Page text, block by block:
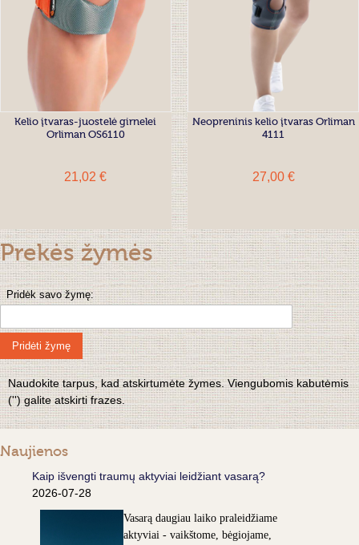
Kelio įtvaras-juostelė girnelei
Orliman OS6110
21,02 €
Neopreninis kelio įtvaras Orliman
4111
27,00 €
Prekės žymės
Pridėk savo žymę:
Pridėti žymę
Naudokite tarpus, kad atskirtumėte žymes. Viengubomis kabutėmis
('') galite atskirti frazes.
Naujienos
Kaip išvengti traumų aktyviai leidžiant vasarą?
2026-07-28
Vasarą daugiau laiko praleidžiame
aktyviai - vaikštome, bėgiojame,